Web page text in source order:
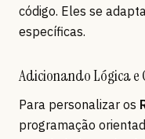
código. Eles se
específicas.
Adicionando Lógica e
Para personalizar os
programação